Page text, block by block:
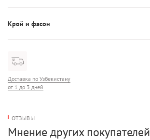
Карманы: пять карманов
Крой и фасон
Доставка по Узбекистану
от 1 до 3 дней
ОТЗЫВЫ
Мнение других покупателей